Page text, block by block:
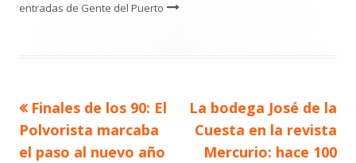
entradas de Gente del Puerto
Navegación
de
Artículo
anterior
Finales de los 90: El
Polvorista marcaba
el paso al nuevo año
Artículo
siguiente
La bodega José de la
Cuesta en la revista
Mercurio: hace 100